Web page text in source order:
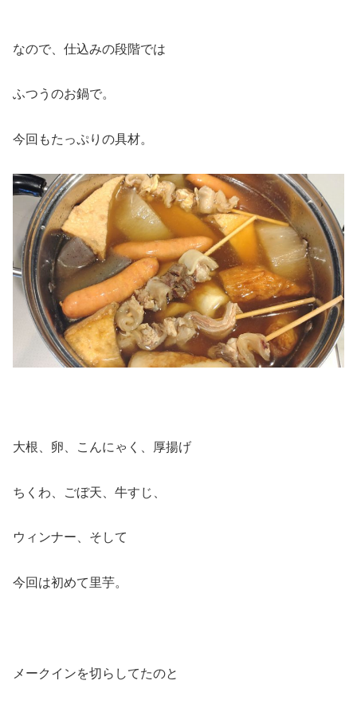
なので、仕込みの段階では
ふつうのお鍋で。
今回もたっぷりの具材。
大根、卵、こんにゃく、厚揚げ
ちくわ、ごぼ天、牛すじ、
ウィンナー、そして
今回は初めて里芋。
メークインを切らしてたのと